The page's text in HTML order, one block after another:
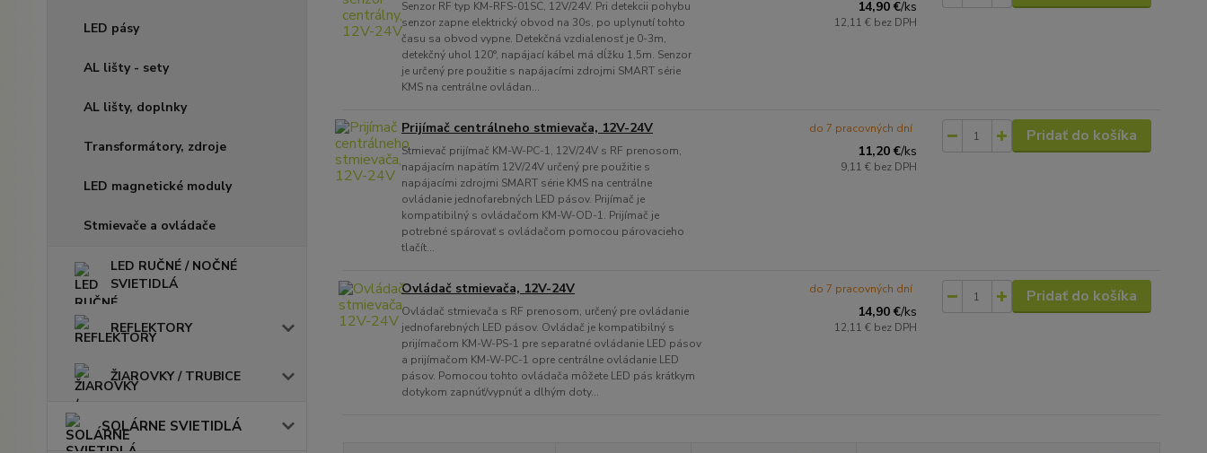
LED pásy
AL lišty - sety
AL lišty, doplnky
Transformátory, zdroje
LED magnetické moduly
Stmievače a ovládače
LED RUČNÉ / NOČNÉ
SVIETIDLÁ
REFLEKTORY
ŽIAROVKY / TRUBICE
SOLÁRNE SVIETIDLÁ
Senzor RF typ KM-RFS-01SC, 12V/24V. Pri detekcii pohybu
senzor zapne elektrický obvod na 30s, po uplynutí tohto
času sa obvod vypne. Detekčná vzdialenosť je 0-3m,
detekčný uhol 120°, napájací kábel má dĺžku 1,5m. Senzor
je určený pre použitie s napájacími zdrojmi SMART série
KMS na centrálne ovládan...
14,90 €/ks
12,11 € bez DPH
Prijímač centrálneho stmievača, 12V-24V
Stmievač prijímač KM-W-PC-1, 12V/24V s RF prenosom,
napájacím napätím 12V/24V určený pre použitie s
napájacími zdrojmi SMART série KMS na centrálne
ovládanie jednofarebných LED pásov. Prijímač je
kompatibilný s ovládačom KM-W-OD-1. Prijímač je
potrebné spárovať s ovládačom pomocou párovacieho
tlačít...
11,20 €/ks
9,11 € bez DPH
do 7 pracovných dní Pridať do košíka
Ovládač stmievača, 12V-24V
Ovládač stmievača s RF prenosom, určený pre ovládanie
jednofarebných LED pásov. Ovládač je kompatibilný s
prijímačom KM-W-PS-1 pre separatné ovládanie LED pásov
a prijímačom KM-W-PC-1 opre centrálne ovládanie LED
pásov. Pomocou tohto ovládača môžete LED pás krátkym
dotykom zapnúť/vypnúť a dlhým doty...
14,90 €/ks
12,11 € bez DPH
do 7 pracovných dní Pridať do košíka